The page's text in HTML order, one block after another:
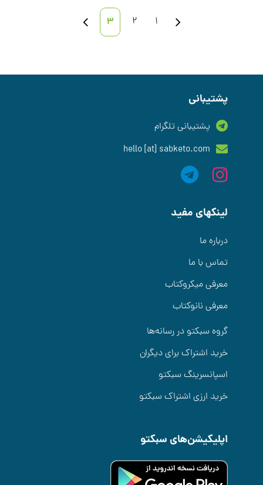
1
2
3
پشتیبانی
پشتیبانی تلگرام
hello [at] sabketo.com
لینکهای مفید
درباره ما
تماس با ما
معرفی میکروکتاب
معرفی نانوکتاب
گروه سبکتو در رسانه‌ها
خرید اشتراک برای دیگران
اسپانسرینگ سبکتو
خرید ارزی اشتراک سبکتو
اپلیکیشن‌های سبکتو